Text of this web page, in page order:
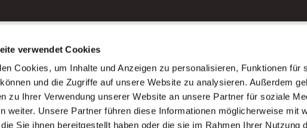
verwendet Cookies
Cookies, um Inhalte und Anzeigen zu personalisieren, Funktionen für
und die Zugriffe auf unsere Website zu analysieren. Außerdem
zu Ihrer Verwendung unserer Website an unsere Partner für soziale
weiter. Unsere Partner führen diese Informationen möglicherweise mit
Sie ihnen bereitgestellt haben oder die sie im Rahmen Ihrer Nutzung
Bewerbungstipps
Bewerbung als Altenpfleger*in
Bewerbung als Krankenpfleger*in
Bewerbung als Altenpflegehelfer*in
Bewerbung als Erzieher*in
AWO Gliederungen nach
Stellenangebote nach
Sitemap
Impressum
Datenschutz